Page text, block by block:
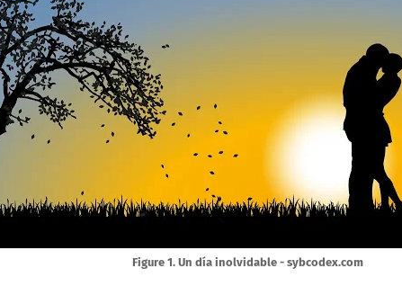
Figure 1. Un día inolvidable - sybcodex.com